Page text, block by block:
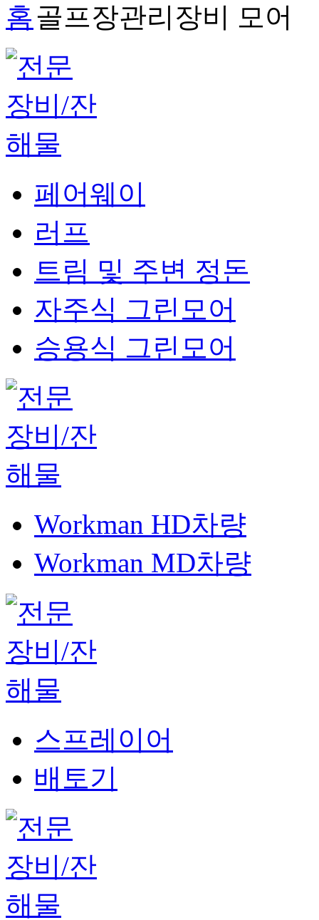
골프장관리장비 모어
페어웨이
러프
트림 및 주변 정돈
자주식 그린모어
승용식 그린모어
Workman HD차량
Workman MD차량
스프레이어
배토기